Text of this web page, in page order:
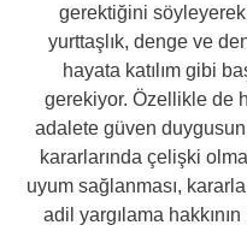
gerektiğini
yurttaşlık, denge ve
hayata katılım gibi
gerekiyor. Özellikle de
adalete güven
kararlarında çelişki
uyum sağlanması,
adil yargılama